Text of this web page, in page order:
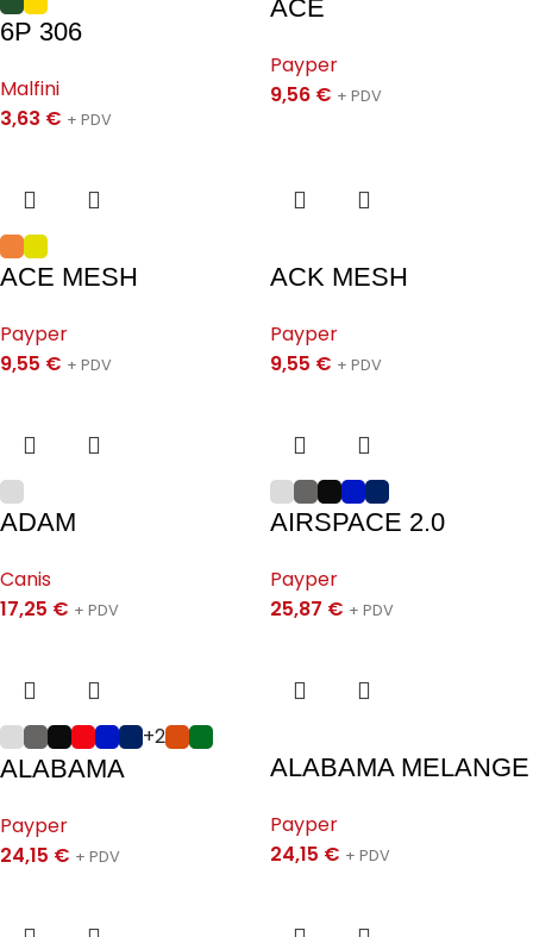
6P 306
Malfini
3,63 € + PDV
ACE
Payper
9,56 € + PDV
ACE MESH
Payper
9,55 € + PDV
ACK MESH
Payper
9,55 € + PDV
ADAM
Canis
17,25 € + PDV
AIRSPACE 2.0
Payper
25,87 € + PDV
+2
ALABAMA
Payper
24,15 € + PDV
ALABAMA MELANGE
Payper
24,15 € + PDV